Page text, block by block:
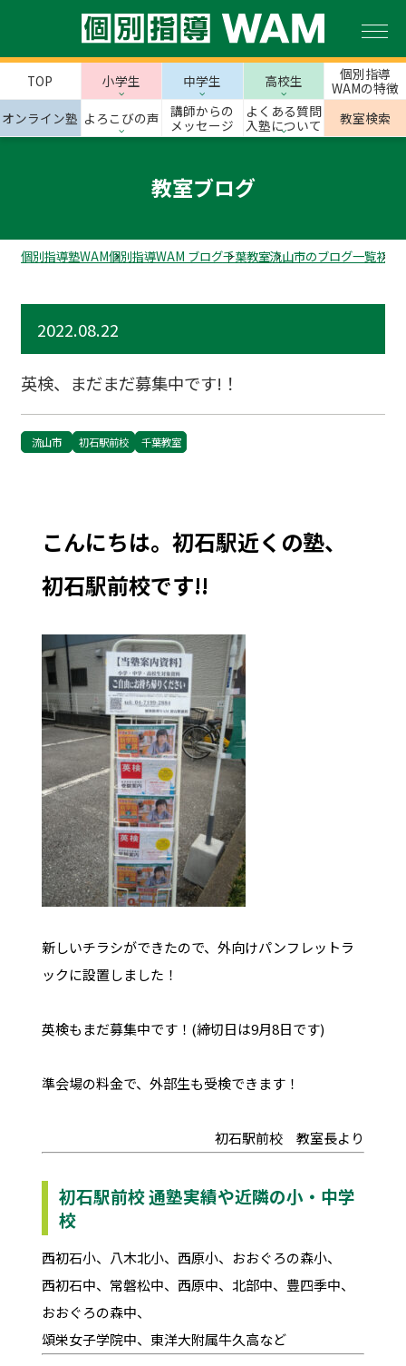
TOP 小学生 中学生 高校生
個別指導
WAMの特徴
オンライン塾 よろこびの声
講師からの
メッセージ
よくある質問
入塾について
教室検索
教室ブログ
個別指導塾WAM個別指導WAM ブログ千葉教室流山市のブログ一覧初石
2022.08.22
英検、まだまだ募集中です!！
流山市 初石駅前校 千葉教室
こんにちは。初石駅近くの塾、
初石駅前校です!!
新しいチラシができたので、外向けパンフレットラ
ックに設置しました！
英検もまだ募集中です！(締切日は9月8日です)
準会場の料金で、外部生も受検できます！
初石駅前校 教室長より
初石駅前校 通塾実績や近隣の小・中学
校
西初石小、八木北小、西原小、おおぐろの森小、
西初石中、常磐松中、西原中、北部中、豊四季中、
おおぐろの森中、
頌栄女子学院中、東洋大附属牛久高など